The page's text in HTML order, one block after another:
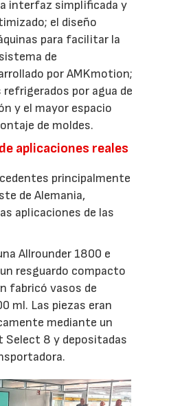
interfaz simplificada y
el diseño
para facilitar la
de
por AMKmotion;
por agua de
y el mayor espacio
de moldes.
aplicaciones reales
principalmente
de Alemania,
aplicaciones de las
Allrounder 1800 e
resguardo compacto
fabricó vasos de
ml. Las piezas eran
mediante un
8 y depositadas